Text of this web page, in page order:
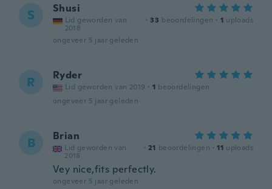
S Shusi
Lid geworden van
2018
· 33 beoordelingen · 1 uploads
ongeveer 5 jaar geleden
R Ryder
Lid geworden van 2019 · 1 beoordelingen
ongeveer 5 jaar geleden
B Brian
Lid geworden van
2018
· 21 beoordelingen · 11 uploads
Vey nice,fits perfectly.
ongeveer 5 jaar geleden